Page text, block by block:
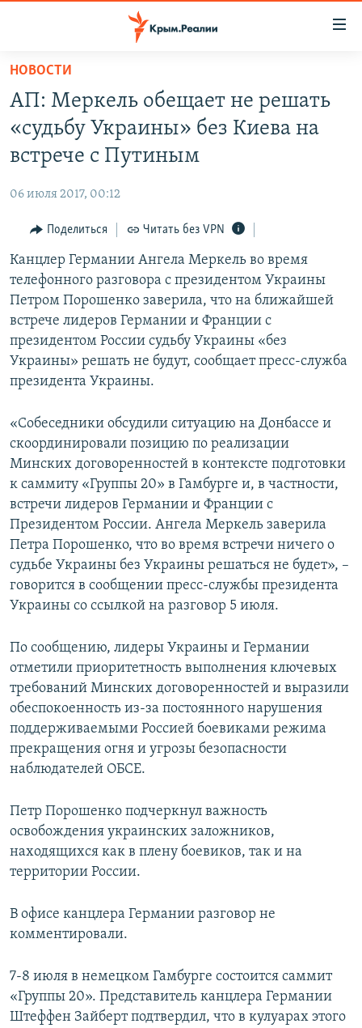
Вернуться
основному
содержанию
Вернутся
главной
Вернутся
поиску
СПЕЦПРОЕКТЫ
11 ЛЕТ ОККУПАЦИИ КРЫМА. 11 ИСТОРИЙ СОПРОТИВЛЕНИЯ
ВОДА
ЕЩЕ
ИНТЕРАКТИВ
ИНФОГРАФИКА
ТЕЛЕПРОЕКТ КРЫМ.РЕАЛИИ
СОВЕТЫ ПРАВОЗАЩИТНИКОВ
ПРОПАВШИЕ БЕЗ ВЕСТИ
ПОБЕДИТЕЛЕЙ НЕ СУДЯТ?
УКРАИНСКАЯ ПРОБЛЕМА КРЫМА
РАДІО СВОБОДА
КАК ОБОЙТИ БЛОКИРОВКУ
Українською
Qırımtatar
ПРИСОЕДИНЯЙТЕСЬ!
Все сайты RFE/RL
НОВОСТИ
АП: Меркель обещает не решать
«судьбу Украины» без Киева на
встрече с Путиным
06 июля 2017, 00:12
Поделиться Читать без VPN
Канцлер Германии Ангела Меркель во время
телефонного разговора с президентом Украины
Петром Порошенко заверила, что на ближайшей
встрече лидеров Германии и Франции с
президентом России судьбу Украины «без
Украины» решать не будут, сообщает пресс-служба
президента Украины.
«Собеседники обсудили ситуацию на Донбассе и
скоординировали позицию по реализации
Минских договоренностей в контексте подготовки
к саммиту «Группы 20» в Гамбурге и, в частности,
встречи лидеров Германии и Франции с
Президентом России. Ангела Меркель заверила
Петра Порошенко, что во время встречи ничего о
судьбе Украины без Украины решаться не будет», –
говорится в сообщении пресс-службы президента
Украины со ссылкой на разговор 5 июля.
По сообщению, лидеры Украины и Германии
отметили приоритетность выполнения ключевых
требований Минских договоренностей и выразили
обеспокоенность из-за постоянного нарушения
поддерживаемыми Россией боевиками режима
прекращения огня и угрозы безопасности
наблюдателей ОБСЕ.
Петр Порошенко подчеркнул важность
освобождения украинских заложников,
находящихся как в плену боевиков, так и на
территории России.
В офисе канцлера Германии разговор не
комментировали.
7-8 июля в немецком Гамбурге состоится саммит
«Группы 20». Представитель канцлера Германии
Штеффен Зайберт подтвердил, что в кулуарах этого